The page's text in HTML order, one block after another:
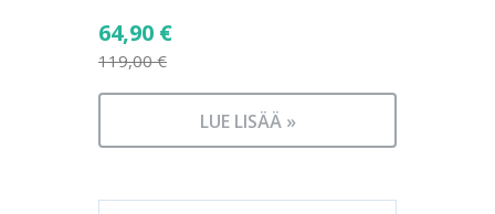
119,00€
Alkuperäinen
hinta
oli:
64,90 €
Nykyinen
on:
LUE LISÄÄ »